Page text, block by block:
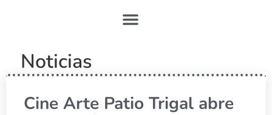
Noticias
Cine Arte Patio Trigal abre